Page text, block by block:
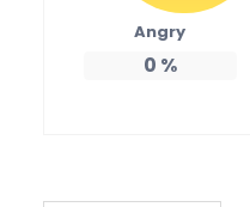
Angry
0 %